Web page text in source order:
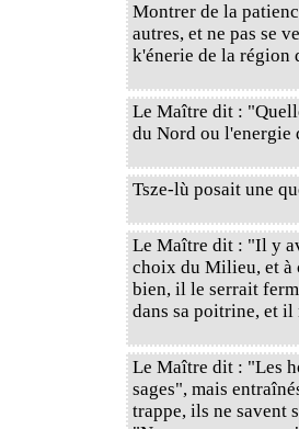
Montrer de la
autres, et ne pas se
k'énerie de la région
Le Maître dit :
du Nord ou l'energie
Tsze-lù posait une
Le Maître dit : "Il y
choix du Milieu, et à
bien, il le serrait
dans sa poitrine, et il
Le Maître dit : "Les
sages", mais
trappe, ils ne savent